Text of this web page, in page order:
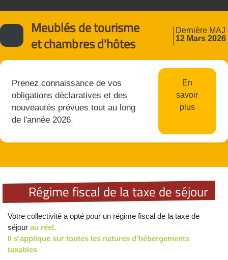
Meublés de tourisme
et chambres d'hôtes
Dernière MAJ
12 Mars 2026
Prenez connaissance de vos
obligations déclaratives et des
nouveautés prévues tout au long
de l'année 2026.
En
savoir
plus
Régime fiscal de la taxe de séjour
Votre collectivité a opté pour un régime fiscal de la taxe de
séjour au réel.
Il s'applique sur toutes les natures d'hébergements
taxables